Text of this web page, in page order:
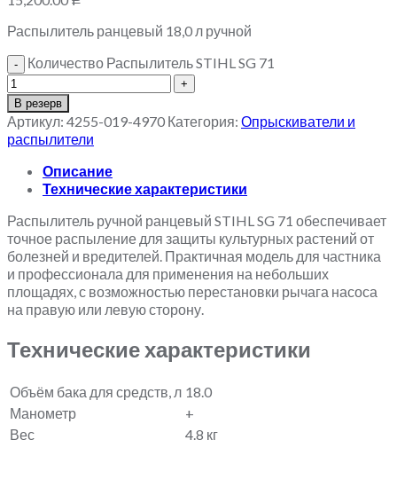
Распылитель ранцевый 18,0 л ручной
Количество Распылитель STIHL SG 71
В резерв
Артикул: 4255-019-4970 Категория: Опрыскиватели и
распылители
Описание
Технические характеристики
Распылитель ручной ранцевый STIHL SG 71 обеспечивает
точное распыление для защиты культурных растений от
болезней и вредителей. Практичная модель для частника
и профессионала для применения на небольших
площадях, с возможностью перестановки рычага насоса
на правую или левую сторону.
Технические характеристики
Объём бака для средств, л 18.0
Манометр
+
Вес
4.8 кг